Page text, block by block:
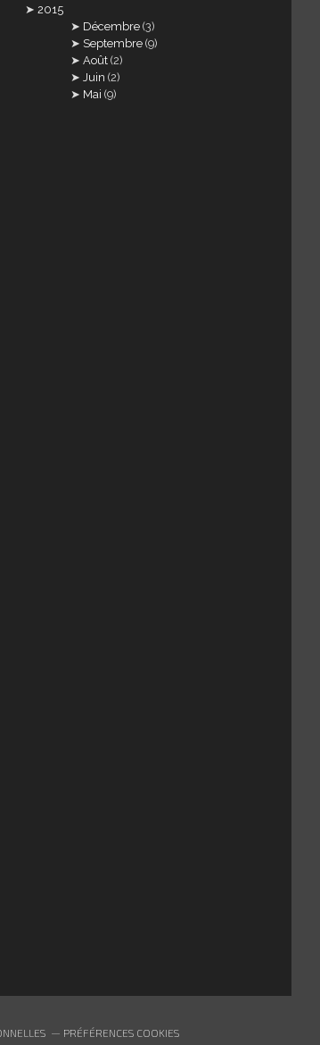
2015
Décembre (3)
Septembre (9)
Août (2)
Juin (2)
Mai (9)
PRÉFÉRENCES COOKIES